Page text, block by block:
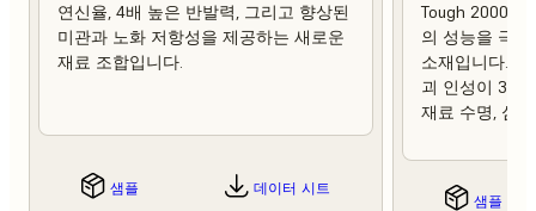
연신율, 4배 높은 반발력, 그리고 향상된
미관과 노화 저항성을 제공하는 새로운
재료 조합입니다.
샘플 데이터 시트
Tough 2000
의 성능을 극
소재입니다.
괴 인성이 3배
재료 수명, 심
샘플